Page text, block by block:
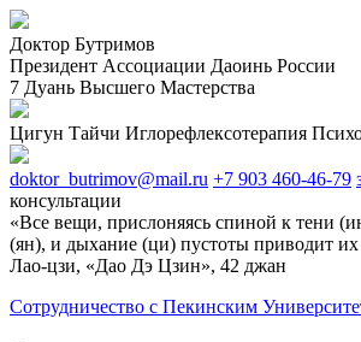
Доктор Бутримов
Президент Ассоциации Даоинь России
7 Дуань Высшего Мастерства
Цигун Тайчи Иглорефлексотерапия
doktor_butrimov@mail.ru +7 903 460-46-79
консультации
«Все вещи, прислоняясь спиной к тени
(ян), и дыхание (ци) пустоты приводит
Лао-цзи, «Дао Дэ Цзин», 42 джан
Cотрудничество с Пекинским